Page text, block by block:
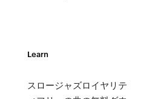
Learn
スロージャズロイヤリテ